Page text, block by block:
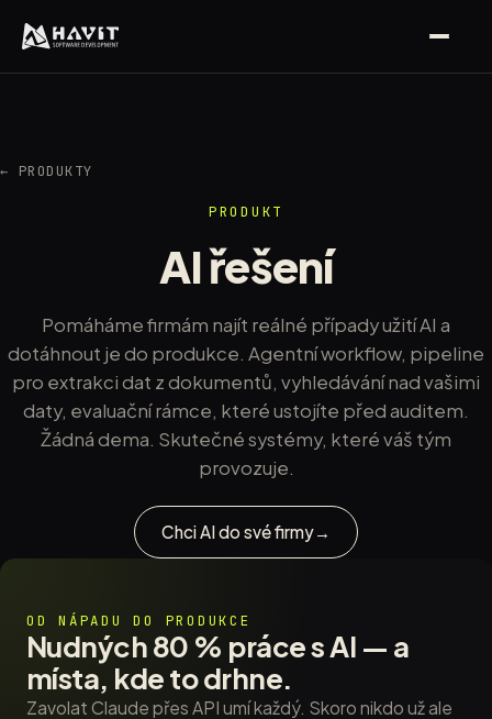
← PRODUKTY
PRODUKT
AI řešení
Pomáháme firmám najít reálné případy užití AI a
dotáhnout je do produkce. Agentní workflow, pipeline
pro extrakci dat z dokumentů, vyhledávání nad vašimi
daty, evaluační rámce, které ustojíte před auditem.
Žádná dema. Skutečné systémy, které váš tým
provozuje.
Chci AI do své firmy→
OD NÁPADU DO PRODUKCE
Nudných 80 % práce s AI — a
místa, kde to drhne.
Zavolat Claude přes API umí každý. Skoro nikdo už ale